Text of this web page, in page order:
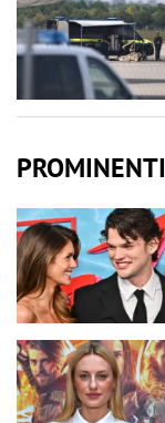
PROMINENTI